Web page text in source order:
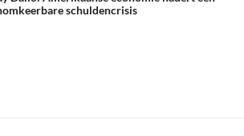
schuldencrisis